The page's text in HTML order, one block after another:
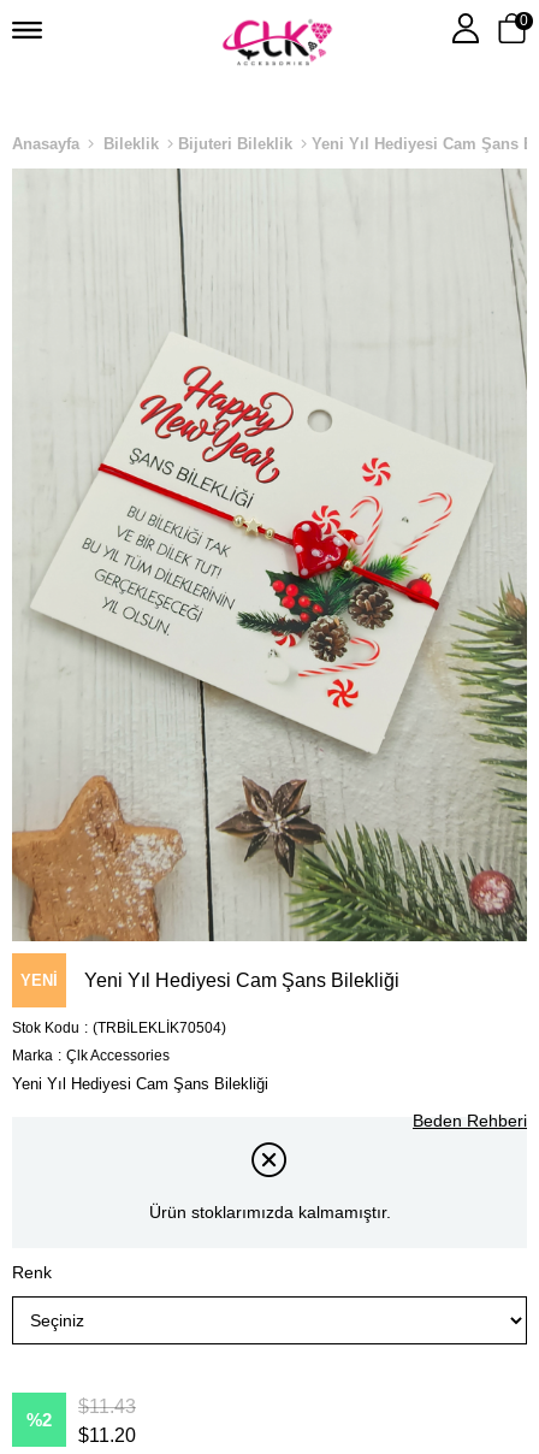
0
Anasayfa Bileklik Bijuteri Bileklik Yeni Yıl Hediyesi Cam Şans
YENI
ÜRÜN
Yeni Yıl Hediyesi Cam Şans Bilekliği
Stok Kodu
(TRBİLEKLİK70504)
Marka : Çlk Accessories
Yeni Yıl Hediyesi Cam Şans Bilekliği
Beden Rehberi
Ürün stoklarımızda kalmamıştır.
Renk
2
$11.43
$11.20